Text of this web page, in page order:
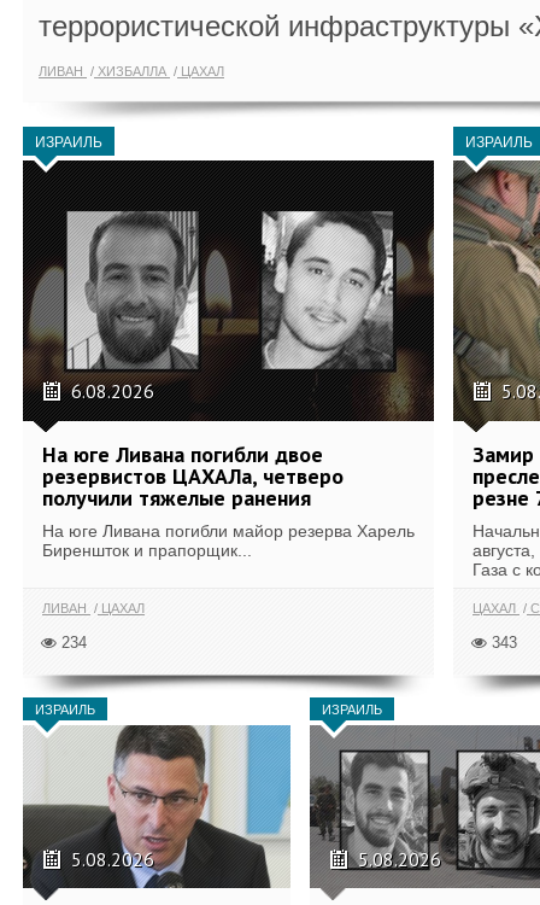
террористической инфраструктуры
ЛИВАН ХИЗБАЛЛА ЦАХАЛ
ИЗРАИЛЬ
6.08.2026
На юге Ливана погибли двое
резервистов ЦАХАЛа, четверо
получили тяжелые ранения
На юге Ливана погибли майор резерва Харель
Биреншток и прапорщик...
ЛИВАН ЦАХАЛ
234
ИЗРАИЛЬ
Замир
резне
Газа с
ЦАХАЛ
343
ИЗРАИЛЬ
5.08.2026
ИЗРАИЛЬ
5.08.2026